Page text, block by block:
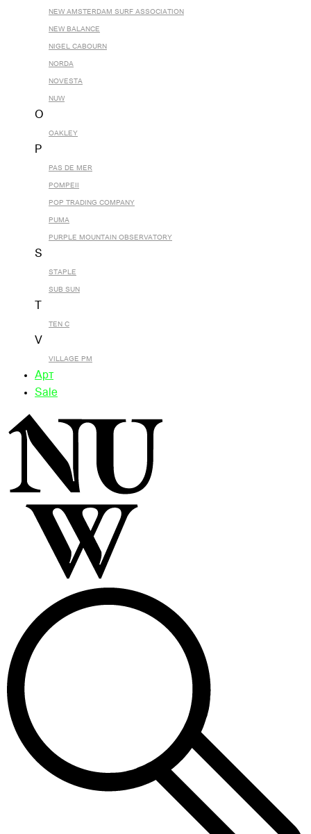
NEW AMSTERDAM SURF ASSOCIATION
NEW BALANCE
NIGEL CABOURN
NORDA
NOVESTA
NUW
O
OAKLEY
P
PAS DE MER
POMPEII
POP TRADING COMPANY
PUMA
PURPLE MOUNTAIN OBSERVATORY
S
STAPLE
SUB SUN
TEN C
V
VILLAGE PM
Арт
Sale